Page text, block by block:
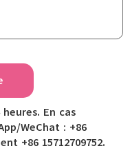
En cas
WeChat : +86
+86 15712709752.